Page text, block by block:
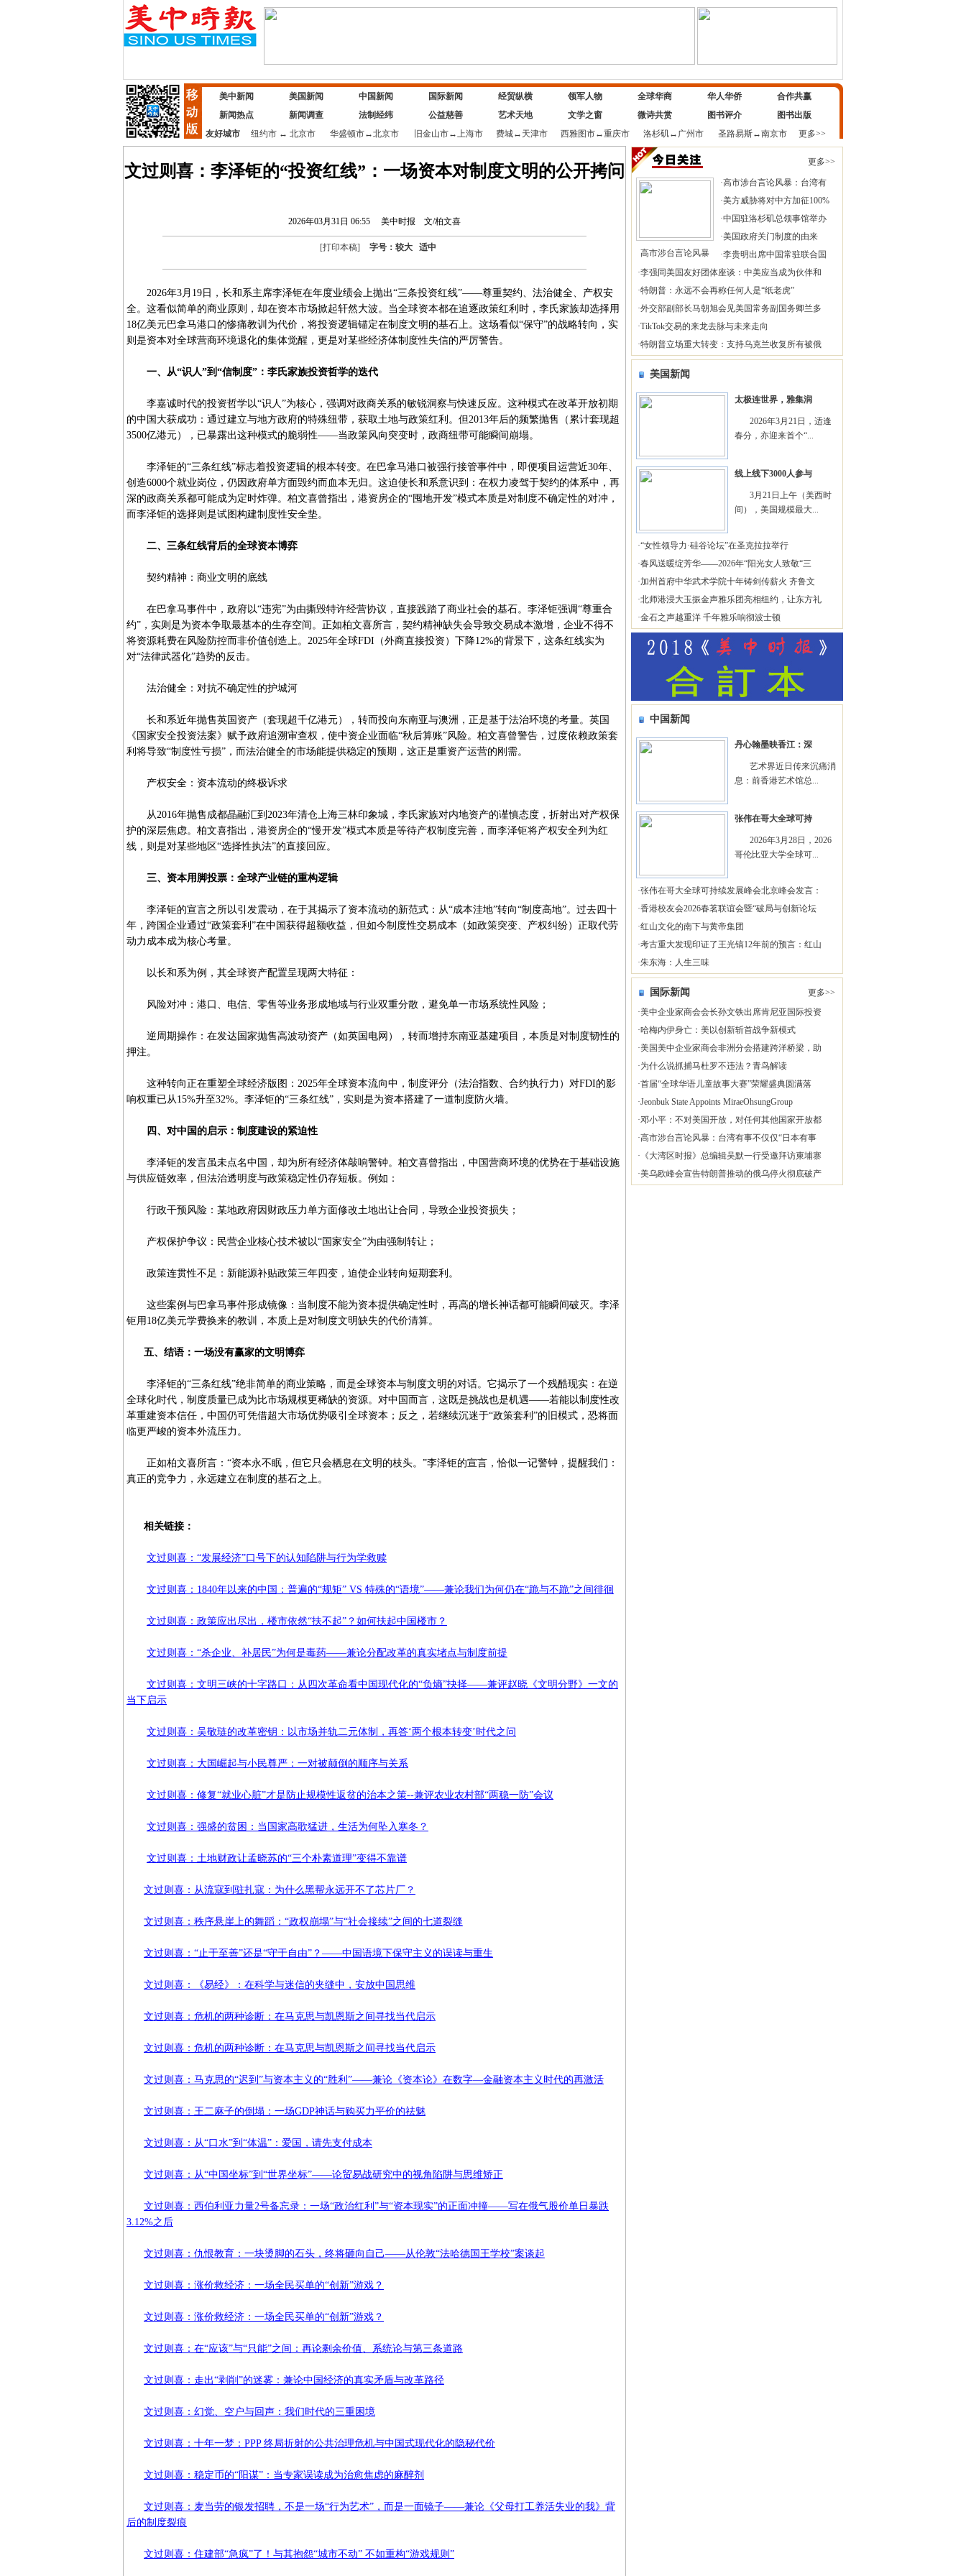
美中新闻 美国新闻 中国新闻 国际新闻 经贸纵横 领军人物 全球华商 华人华侨
合作共赢
新闻热点
新闻调查 法制经纬 公益慈善 艺术天地 文学之窗 微诗共赏 图书评介
图书出版
友好城市
纽约市↔ 北京市 华盛顿市↔北京市 旧金山市↔上海市 费城↔ 天津市 西雅图市↔重庆市 洛杉矶↔ 广州市 圣路易斯↔南京市 更多>>
文过则喜：李泽钜的“投资红线”：一场资本对制度文明的公开拷问
2026年03月31日 06:55 美中时报 文/柏文喜
[打印本稿] 字号： 较大 适中
2026年3月19日，长和系主席李泽钜在年度业绩会上抛出“三条投资红线”——尊重契约、法治健全、产权安
全。这看似简单的商业原则，却在资本市场掀起轩然大波。当全球资本都在追逐政策红利时，李氏家族却选择用
18亿美元巴拿马港口的惨痛教训为代价，将投资逻辑锚定在制度文明的基石上。这场看似“保守”的战略转向，实
则是资本对全球营商环境退化的集体觉醒，更是对某些经济体制度性失信的严厉警告。
一、从“识人”到“信制度”：李氏家族投资哲学的迭代
李嘉诚时代的投资哲学以“识人”为核心，强调对政商关系的敏锐洞察与快速反应。这种模式在改革开放初期
的中国大获成功：通过建立与地方政府的特殊纽带，获取土地与政策红利。但2013年后的频繁抛售（累计套现超
3500亿港元），已暴露出这种模式的脆弱性——当政策风向突变时，政商纽带可能瞬间崩塌。
李泽钜的“三条红线”标志着投资逻辑的根本转变。在巴拿马港口被强行接管事件中，即便项目运营近30年、
创造6000个就业岗位，仍因政府单方面毁约而血本无归。这迫使长和系意识到：在权力凌驾于契约的体系中，再
深的政商关系都可能成为定时炸弹。柏文喜曾指出，港资房企的“囤地开发”模式本质是对制度不确定性的对冲，
而李泽钜的选择则是试图构建制度性安全垫。
二、三条红线背后的全球资本博弈
契约精神：商业文明的底线
在巴拿马事件中，政府以“违宪”为由撕毁特许经营协议，直接践踏了商业社会的基石。李泽钜强调“尊重合
约”，实则是为资本争取最基本的生存空间。正如柏文喜所言，契约精神缺失会导致交易成本激增，企业不得不
将资源耗费在风险防控而非价值创造上。2025年全球FDI（外商直接投资）下降12%的背景下，这条红线实为
对“法律武器化”趋势的反击。
法治健全：对抗不确定性的护城河
长和系近年抛售英国资产（套现超千亿港元），转而投向东南亚与澳洲，正是基于法治环境的考量。英国
《国家安全投资法案》赋予政府追溯审查权，使中资企业面临“秋后算账”风险。柏文喜曾警告，过度依赖政策套
利将导致“制度性亏损”，而法治健全的市场能提供稳定的预期，这正是重资产运营的刚需。
产权安全：资本流动的终极诉求
从2016年抛售成都晶融汇到2023年清仓上海三林印象城，李氏家族对内地资产的谨慎态度，折射出对产权保
护的深层焦虑。柏文喜指出，港资房企的“慢开发”模式本质是等待产权制度完善，而李泽钜将产权安全列为红
线，则是对某些地区“选择性执法”的直接回应。
三、资本用脚投票：全球产业链的重构逻辑
李泽钜的宣言之所以引发震动，在于其揭示了资本流动的新范式：从“成本洼地”转向“制度高地”。过去四十
年，跨国企业通过“政策套利”在中国获得超额收益，但如今制度性交易成本（如政策突变、产权纠纷）正取代劳
动力成本成为核心考量。
以长和系为例，其全球资产配置呈现两大特征：
风险对冲：港口、电信、零售等业务形成地域与行业双重分散，避免单一市场系统性风险；
逆周期操作：在发达国家抛售高波动资产（如英国电网），转而增持东南亚基建项目，本质是对制度韧性的
押注。
这种转向正在重塑全球经济版图：2025年全球资本流向中，制度评分（法治指数、合约执行力）对FDI的影
响权重已从15%升至32%。李泽钜的“三条红线”，实则是为资本搭建了一道制度防火墙。
四、对中国的启示：制度建设的紧迫性
李泽钜的发言虽未点名中国，却为所有经济体敲响警钟。柏文喜曾指出，中国营商环境的优势在于基础设施
与供应链效率，但法治透明度与政策稳定性仍存短板。例如：
行政干预风险：某地政府因财政压力单方面修改土地出让合同，导致企业投资损失；
产权保护争议：民营企业核心技术被以“国家安全”为由强制转让；
政策连贯性不足：新能源补贴政策三年四变，迫使企业转向短期套利。
这些案例与巴拿马事件形成镜像：当制度不能为资本提供确定性时，再高的增长神话都可能瞬间破灭。李泽
钜用18亿美元学费换来的教训，本质上是对制度文明缺失的代价清算。
五、结语：一场没有赢家的文明博弈
李泽钜的“三条红线”绝非简单的商业策略，而是全球资本与制度文明的对话。它揭示了一个残酷现实：在逆
全球化时代，制度质量已成为比市场规模更稀缺的资源。对中国而言，这既是挑战也是机遇——若能以制度性改
革重建资本信任，中国仍可凭借超大市场优势吸引全球资本；反之，若继续沉迷于“政策套利”的旧模式，恐将面
临更严峻的资本外流压力。
正如柏文喜所言：“资本永不眠，但它只会栖息在文明的枝头。”李泽钜的宣言，恰似一记警钟，提醒我们：
真正的竞争力，永远建立在制度的基石之上。
相关链接：
文过则喜：“发展经济”口号下的认知陷阱与行为学救赎
文过则喜：1840年以来的中国：普遍的“规矩” VS 特殊的“语境”——兼论我们为何仍在“跪与不跪”之间徘徊
文过则喜：政策应出尽出，楼市依然“扶不起”？如何扶起中国楼市？
文过则喜：“杀企业、补居民”为何是毒药——兼论分配改革的真实堵点与制度前提
文过则喜：文明三峡的十字路口：从四次革命看中国现代化的“负熵”抉择——兼评赵晓《文明分野》一文的
当下启示
文过则喜：吴敬琏的改革密钥：以市场并轨二元体制，再答‘两个根本转变’时代之问
文过则喜：大国崛起与小民尊严：一对被颠倒的顺序与关系
文过则喜：修复“就业心脏”才是防止规模性返贫的治本之策--兼评农业农村部“两稳一防”会议
文过则喜：强盛的贫困：当国家高歌猛进，生活为何坠入寒冬？
文过则喜：土地财政让孟晓苏的“三个朴素道理”变得不靠谱
文过则喜：从流寇到驻扎寇：为什么黑帮永远开不了芯片厂？
文过则喜：秩序悬崖上的舞蹈：“政权崩塌”与“社会接续”之间的七道裂缝
文过则喜：“止于至善”还是“守于自由”？——中国语境下保守主义的误读与重生
文过则喜：《易经》：在科学与迷信的夹缝中，安放中国思维
文过则喜：危机的两种诊断：在马克思与凯恩斯之间寻找当代启示
文过则喜：危机的两种诊断：在马克思与凯恩斯之间寻找当代启示
文过则喜：马克思的“迟到”与资本主义的“胜利”——兼论《资本论》在数字—金融资本主义时代的再激活
文过则喜：王二麻子的倒塌：一场GDP神话与购买力平价的祛魅
文过则喜：从“口水”到“体温”：爱国，请先支付成本
文过则喜：从“中国坐标”到“世界坐标”——论贸易战研究中的视角陷阱与思维矫正
文过则喜：西伯利亚力量2号备忘录：一场“政治红利”与“资本现实”的正面冲撞——写在俄气股价单日暴跌
3.12%之后
文过则喜：仇恨教育：一块烫脚的石头，终将砸向自己——从伦敦“法哈德国王学校”案谈起
文过则喜：涨价救经济：一场全民买单的“创新”游戏？
文过则喜：涨价救经济：一场全民买单的“创新”游戏？
文过则喜：在“应该”与“只能”之间：再论剩余价值、系统论与第三条道路
文过则喜：走出“剥削”的迷雾：兼论中国经济的真实矛盾与改革路径
文过则喜：幻觉、空户与回声：我们时代的三重困境
文过则喜：十年一梦：PPP 终局折射的公共治理危机与中国式现代化的隐秘代价
文过则喜：稳定币的“阳谋”：当专家误读成为治愈焦虑的麻醉剂
文过则喜：麦当劳的银发招聘，不是一场“行为艺术”，而是一面镜子——兼论《父母打工养活失业的我》背
后的制度裂痕
文过则喜：住建部“急疯”了！与其抱怨“城市不动” 不如重构“游戏规则”
更多>>
高市涉台言论风暴
·高市涉台言论风暴：台湾有
·美方威胁将对中方加征100%
·中国驻洛杉矶总领事馆举办
·美国政府关门制度的由来
·李贵明出席中国常驻联合国
·李强同美国友好团体座谈：中美应当成为伙伴和
·特朗普：永远不会再称任何人是“纸老虎”
·外交部副部长马朝旭会见美国常务副国务卿兰多
·TikTok交易的来龙去脉与未来走向
·特朗普立场重大转变：支持乌克兰收复所有被俄
美国新闻
太极连世界，雅集润
2026年3月21日，适逢
春分，亦迎来首个“...
线上线下3000人参与
3月21日上午（美西时
间），美国规模最大...
·“女性领导力·硅谷论坛”在圣克拉拉举行
·春风送暖绽芳华——2026年“阳光女人致敬“三
·加州首府中华武术学院十年铸剑传薪火 齐鲁文
·北师港浸大玉振金声雅乐团亮相纽约，让东方礼
·金石之声越重洋 千年雅乐响彻波士顿
中国新闻
丹心翰墨映香江：深
艺术界近日传来沉痛消
息：前香港艺术馆总...
张伟在哥大全球可持
2026年3月28日，2026
哥伦比亚大学全球可...
·张伟在哥大全球可持续发展峰会北京峰会发言：
·香港校友会2026春茗联谊会暨“破局与创新论坛
·红山文化的南下与黄帝集团
·考古重大发现印证了王光镐12年前的预言：红山
·朱东海：人生三味
国际新闻
更多>>
·美中企业家商会会长孙文铁出席肯尼亚国际投资
·哈梅内伊身亡：美以创新斩首战争新模式
·美国美中企业家商会非洲分会搭建跨洋桥梁，助
·为什么说抓捕马杜罗不违法？青鸟解读
·首届“全球华语儿童故事大赛”荣耀盛典圆满落
·Jeonbuk State Appoints MiraeOhsungGroup
·邓小平：不对美国开放，对任何其他国家开放都
·高市涉台言论风暴：台湾有事不仅仅“日本有事
· 《大湾区时报》总编辑吴默一行受邀拜访柬埔寨
·美乌欧峰会宣告特朗普推动的俄乌停火彻底破产